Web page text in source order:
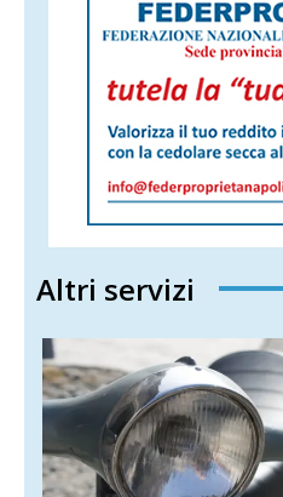
Altri servizi